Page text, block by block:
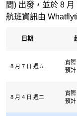
間) 出發，並於 8
航班資訊由
日期
8 月 7 日 週五
實際
預計
8 月 4 日 週二
實際
預計